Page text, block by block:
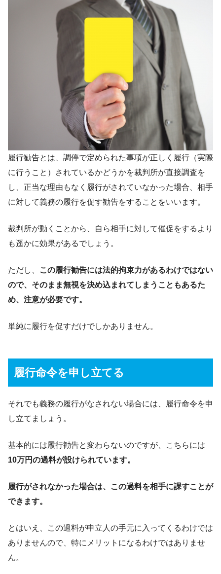
履行勧告とは、調停で定められた事項が正しく履行（実際
に行うこと）されているかどうかを裁判所が直接調査を
し、正当な理由もなく履行がされていなかった場合、相手
に対して義務の履行を促す勧告をすることをいいます。
裁判所が動くことから、自ら相手に対して催促をするより
も遥かに効果があるでしょう。
ただし、
この履行勧告には法的拘束力があるわけではない
ので、そのまま無視を決め込まれてしまうこともあるた
め、注意が必要です。
単純に履行を促すだけでしかありません。
履行命令を申し立てる
それでも義務の履行がなされない場合には、履行命令を申
し立てましょう。
基本的には履行勧告と変わらないのですが、こちらには
10万円の過料が設けられています。
履行がされなかった場合は、この過料を相手に課すことが
できます。
とはいえ、この過料が申立人の手元に入ってくるわけでは
ありませんので、特にメリットになるわけではありませ
ん。